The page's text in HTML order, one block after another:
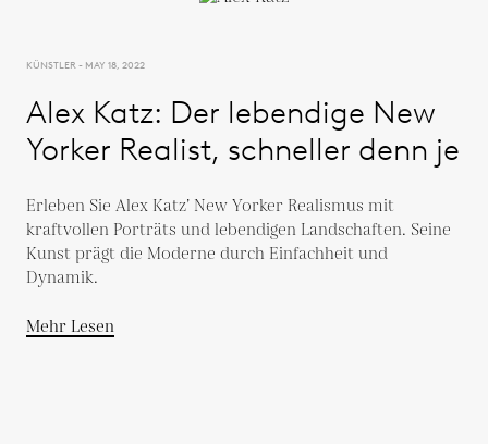
KÜNSTLER - MAY 18, 2022
Alex Katz: Der lebendige New
Yorker Realist, schneller denn je
Erleben Sie Alex Katz’ New Yorker Realismus mit
kraftvollen Porträts und lebendigen Landschaften. Seine
Kunst prägt die Moderne durch Einfachheit und
Dynamik.
Mehr Lesen